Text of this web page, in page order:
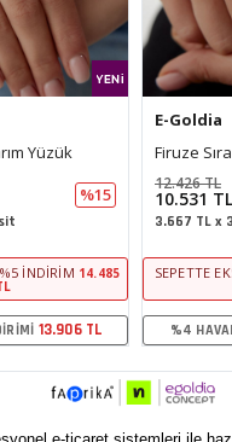
Yüzük
%15
İNDIRIM 14.485
13.906 TL
E-Goldia
Firuze
10.531 TL
12.426 TL
3.667 TL x
SEPETTE
%4